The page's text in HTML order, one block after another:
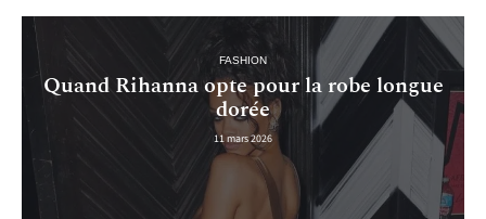
FASHION
Quand Rihanna opte pour la robe longue
dorée
11 mars 2026